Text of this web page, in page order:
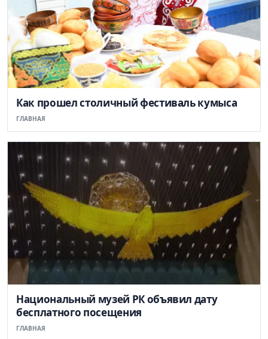
Как прошел столичный фестиваль кумыса
ГЛАВНАЯ
Национальный музей РК объявил дату
бесплатного посещения
ГЛАВНАЯ